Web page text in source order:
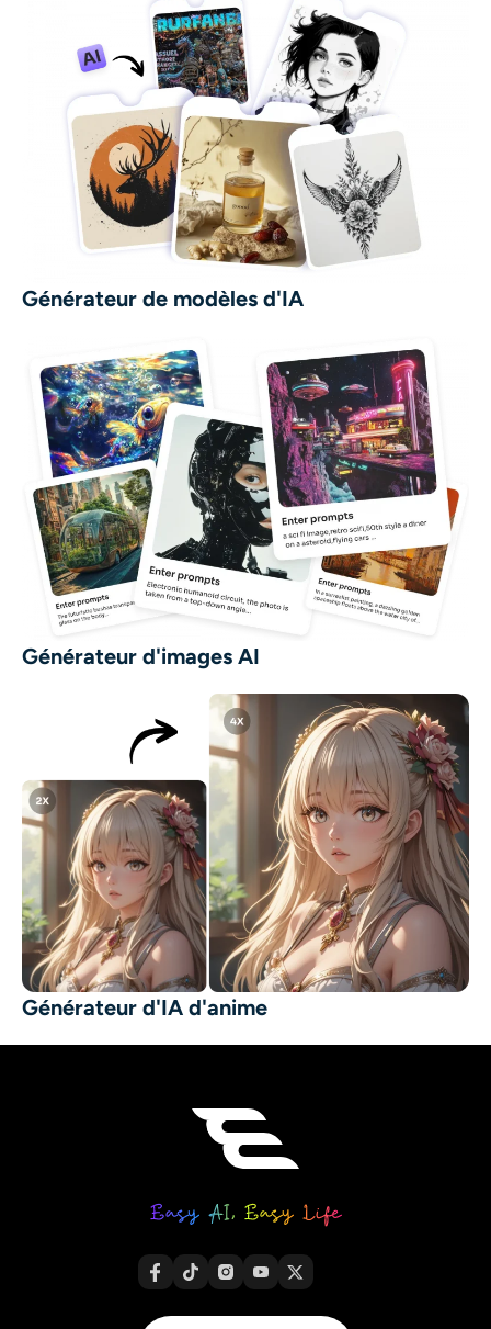
Générateur de modèles d'IA
Générateur d'images AI
Générateur d'IA d'anime